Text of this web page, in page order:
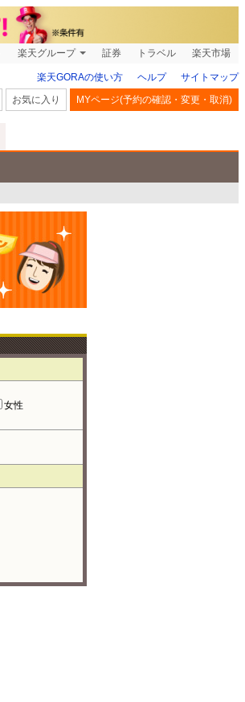
楽天グループ 証券 トラベル 楽天市場
楽天GORAの使い方 ヘルプ
サイトマップ
お気に入り MYページ(予約の確認・変更・取消)
女性